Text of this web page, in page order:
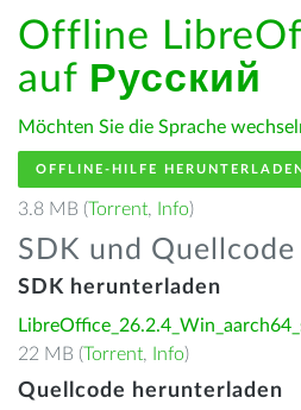
Offline
auf Русский
Möchten Sie die Sprache
OFFLINE-HILFE HERUNTERLADEN
3.8 MB (Torrent, Info)
SDK und Quellcode
SDK herunterladen
22 MB (Torrent, Info)
Quellcode herunterladen